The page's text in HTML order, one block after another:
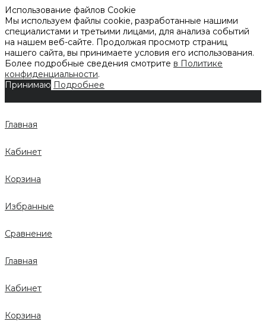
Использование файлов Cookie
Мы используем файлы cookie, разработанные нашими
специалистами и третьими лицами, для анализа событий
на нашем веб-сайте. Продолжая просмотр страниц
нашего сайта, вы принимаете условия его использования.
Более подробные сведения смотрите в Политике
конфиденциальности.
Принимаю Подробнее
Главная
Кабинет
Корзина
Избранные
Сравнение
Главная
Кабинет
Корзина